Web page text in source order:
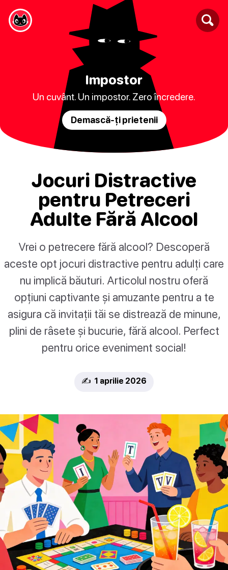
Impostor
Un cuvânt. Un impostor. Zero încredere.
Demască-ți prietenii
Jocuri Distractive
pentru Petreceri
Adulte Fără Alcool
Vrei o petrecere fără alcool? Descoperă
aceste opt jocuri distractive pentru adulți care
nu implică băuturi. Articolul nostru oferă
opțiuni captivante și amuzante pentru a te
asigura că invitații tăi se distrează de minune,
plini de râsete și bucurie, fără alcool. Perfect
pentru orice eveniment social!
✍️ 1 aprilie 2026